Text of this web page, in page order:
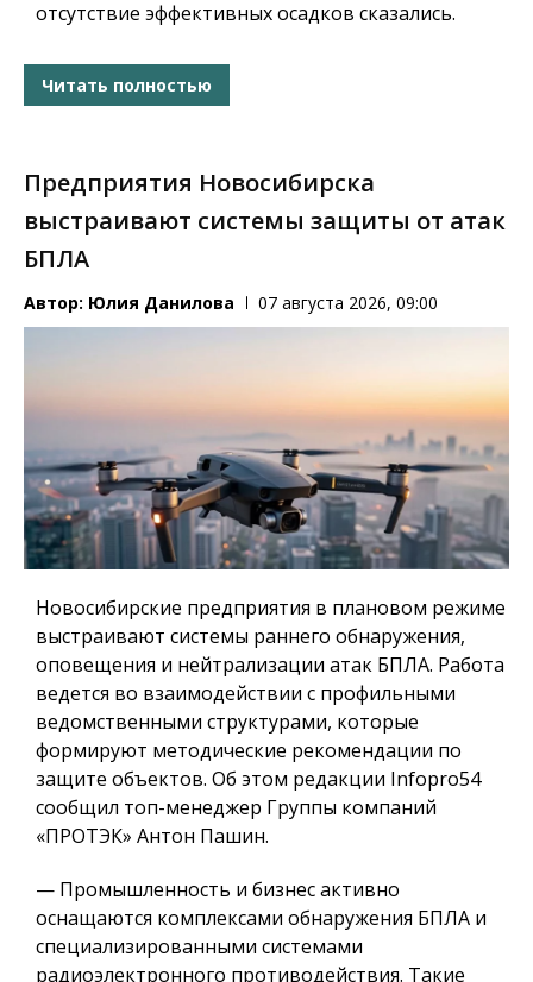
отсутствие эффективных осадков сказались.
Читать полностью
Предприятия Новосибирска
выстраивают системы защиты от атак
БПЛА
Автор: Юлия Данилова 07 августа 2026, 09:00
Новосибирские предприятия в плановом режиме
выстраивают системы раннего обнаружения,
оповещения и нейтрализации атак БПЛА. Работа
ведется во взаимодействии с профильными
ведомственными структурами, которые
формируют методические рекомендации по
защите объектов. Об этом редакции Infopro54
сообщил топ-менеджер Группы компаний
«ПРОТЭК» Антон Пашин.
— Промышленность и бизнес активно
оснащаются комплексами обнаружения БПЛА и
специализированными системами
радиоэлектронного противодействия. Такие